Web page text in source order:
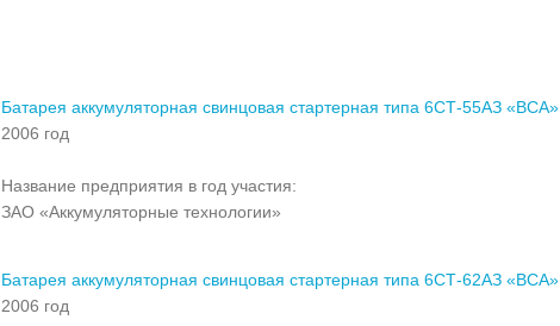
Батарея аккумуляторная свинцовая стартерная типа 6СТ-55АЗ «ВСА»
2006 год
Название предприятия в год участия:
ЗАО «Аккумуляторные технологии»
Батарея аккумуляторная свинцовая стартерная типа 6СТ-62АЗ «ВСА»
2006 год